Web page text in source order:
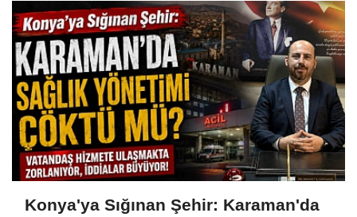
Konya'ya Sığınan Şehir: Karaman'da